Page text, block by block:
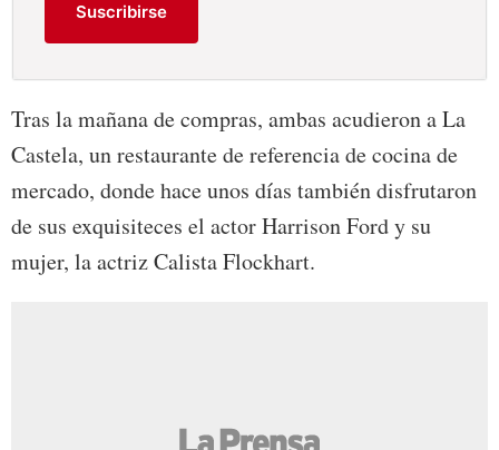
Suscribirse
Tras la mañana de compras, ambas acudieron a La
Castela, un restaurante de referencia de cocina de
mercado, donde hace unos días también disfrutaron
de sus exquisiteces el actor Harrison Ford y su
mujer, la actriz Calista Flockhart.